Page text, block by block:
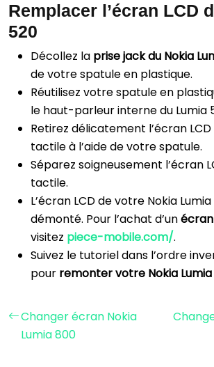
Remplacer l’écran LCD
520
Décollez la prise jack du Nokia
de votre spatule en plastique.
Réutilisez votre spatule en
le haut-parleur interne du Lumia
Retirez délicatement l’écran
tactile à l’aide de votre spatule.
Séparez soigneusement l’écran
tactile.
L’écran LCD de votre Nokia
démonté. Pour l’achat d’un
visitez piece-mobile.com/.
Suivez le tutoriel dans l’ordre
pour remonter votre Nokia
Changer écran Nokia
Lumia 800